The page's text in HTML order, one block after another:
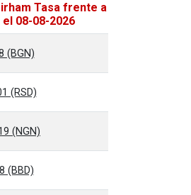
Tasa frente a
08-08-2026
(BGN)
(RSD)
(NGN)
(BBD)